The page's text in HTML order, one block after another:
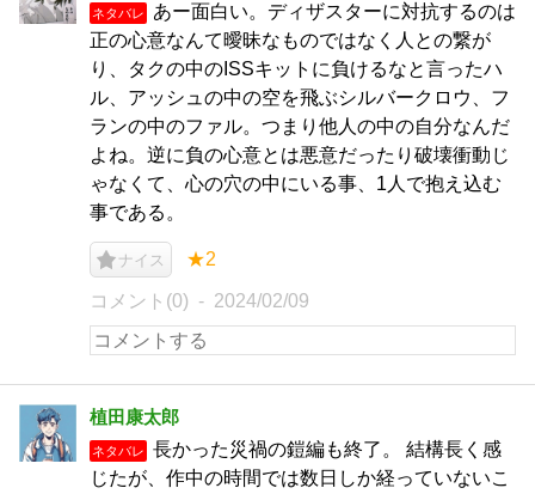
ネタバレ
あー面白い。ディザスターに対抗するのは
正の心意なんて曖昧なものではなく人との繋が
り、タクの中のISSキットに負けるなと言ったハ
ル、アッシュの中の空を飛ぶシルバークロウ、フ
ランの中のファル。つまり他人の中の自分なんだ
よね。逆に負の心意とは悪意だったり破壊衝動じ
ゃなくて、心の穴の中にいる事、1人で抱え込む
事である。
ナイス ★2
コメント(0) 2024/02/09
植田康太郎
ネタバレ
長かった災禍の鎧編も終了。 結構長く感
じたが、作中の時間では数日しか経っていないこ